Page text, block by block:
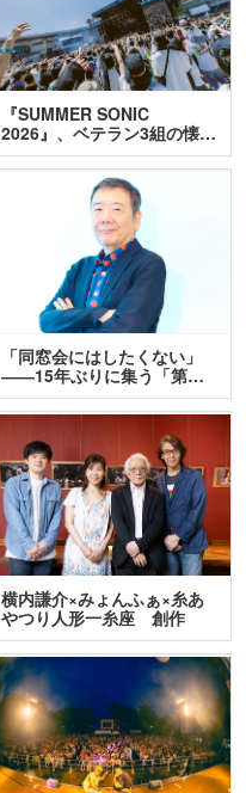
『SUMMER SONIC
2026』、ベテラン3組の懐…
「同窓会にはしたくない」
――15年ぶりに集う「第…
横内謙介×みょんふぁ×糸あ
やつり人形一糸座 創作
人…